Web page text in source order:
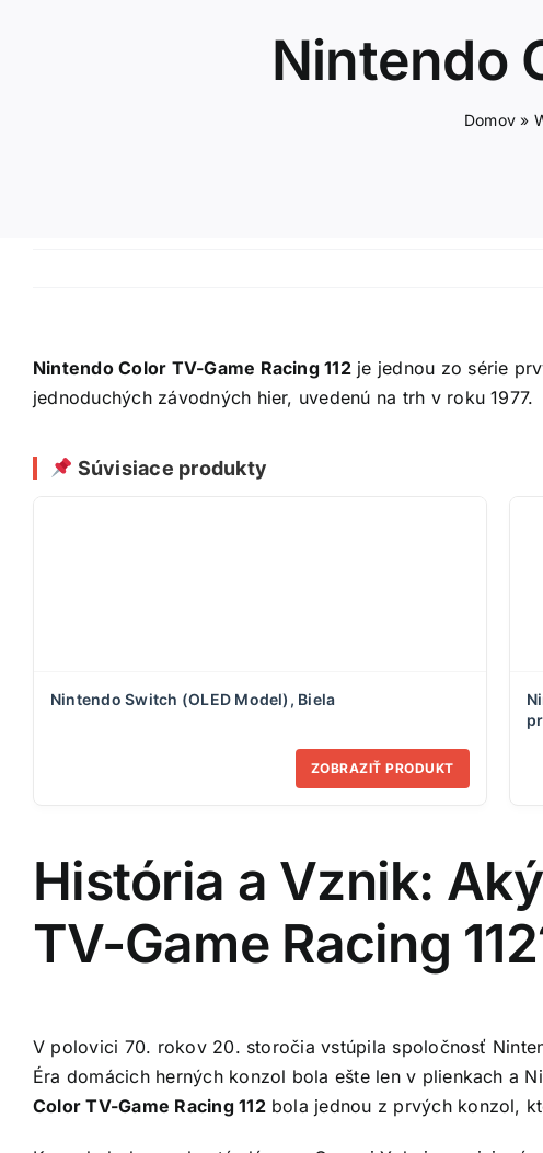
Nintendo
Domov »
Nintendo Color TV-Game Racing 112je jednou zo série
jednoduchých závodných hier, uvedenú na trh v roku 1977.
Súvisiace produkty
Nintendo Switch (OLED Model), Biela
ZOBRAZIŤ PRODUKT
História a Vznik:
TV-Game Racing
V polovici 70. rokov 20. storočia vstúpila spoločnosť
Éra domácich herných konzol bola ešte len v plienkach a
Color TV-Game Racing 112bola jednou z prvých konzol,